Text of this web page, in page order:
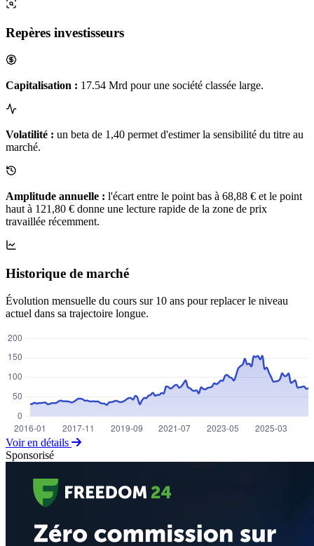
Repères investisseurs
Capitalisation : 17.54 Mrd pour une société classée large.
Volatilité : un beta de 1,40 permet d'estimer la sensibilité du titre au
marché.
Amplitude annuelle : l'écart entre le point bas à 68,88 € et le point
haut à 121,80 € donne une lecture rapide de la zone de prix
travaillée récemment.
Historique de marché
Évolution mensuelle du cours sur 10 ans pour replacer le niveau
actuel dans sa trajectoire longue.
Voir en détails
Sponsorisé